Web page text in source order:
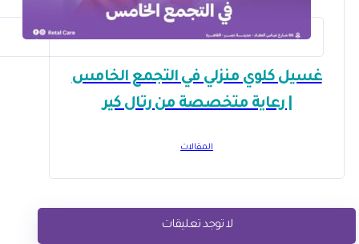
غسيل كلوي منزلي في التجمع الخامس
| رعاية متخصصة من رتال كير
المقالات
لا توجد تعليقات